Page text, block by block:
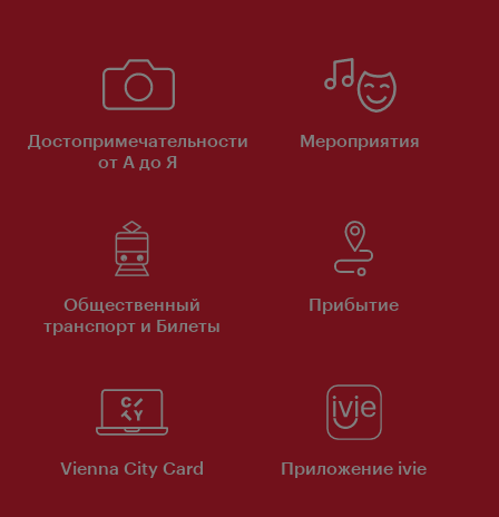
Достопримечательности
от А до Я
Мероприятия
Общественный
транспорт и Билеты
Прибытие
Vienna City Card Приложение ivie